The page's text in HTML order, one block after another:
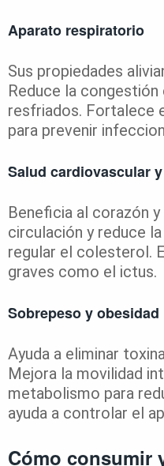
Aparato respiratorio
Sus propiedades
Reduce la
resfriados. Fortalece
para prevenir
Salud cardiovascular
Beneficia al corazón
circulación y reduce
regular el colesterol.
graves como el ictus.
Sobrepeso y obesidad
Ayuda a eliminar
Mejora la movilidad
metabolismo para
ayuda a controlar el
Cómo consumir